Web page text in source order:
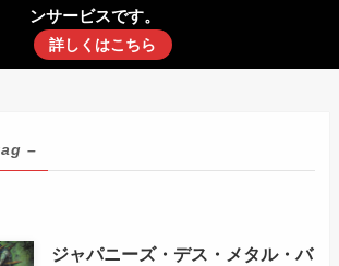
ンサービスです。
詳しくはこちら
–
ジャパニーズ・デス・メタル・バ